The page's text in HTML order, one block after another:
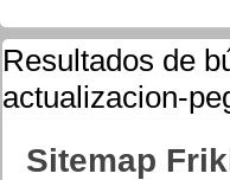
Resultados de
actualizacion-
Sitemap